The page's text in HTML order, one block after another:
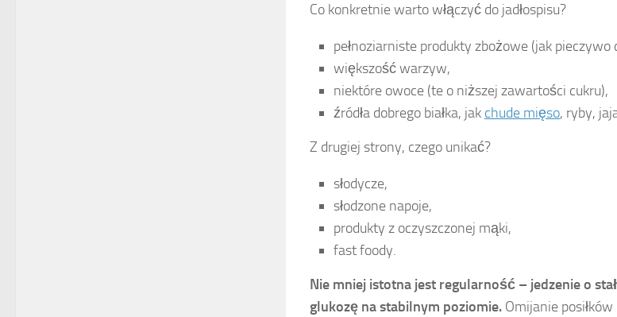
Co konkretnie warto włączyć do jadłospisu?
pełnoziarniste produkty zbożowe (jak pieczywo
większość warzyw,
niektóre owoce (te o niższej zawartości cukru),
źródła dobrego białka, jak chude mięso, ryby,
Z drugiej strony, czego unikać?
słodycze,
słodzone napoje,
produkty z oczyszczonej mąki,
fast foody.
Nie mniej istotna jest regularność – jedzenie o
glukozę na stabilnym poziomie. Omijanie